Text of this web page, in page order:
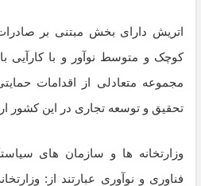
اتریش دارای بخش مبتنی بر
کوچک و متوسط نوآور و با کارآیی
مجموعه متعادلی از اقدامات
تحقیق و توسعه تجاری در این کشور
وزارتخانه ها و سازمان های
فناوری و نوآوری عبارتند از: